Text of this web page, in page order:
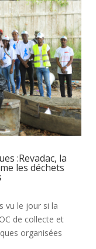
:Revadac, la
les déchets
vu le jour si la
de collecte et
organisées